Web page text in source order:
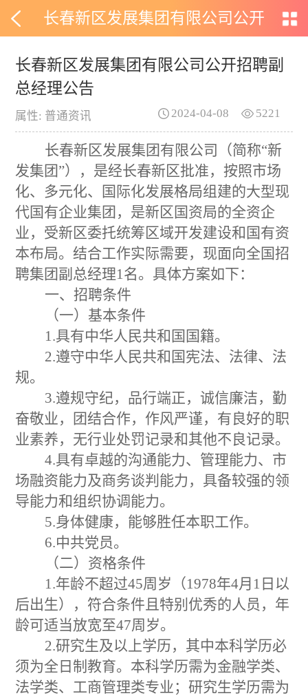
长春新区发展集团有限公司公开
招聘副总经理公告
长春新区发展集团有限公司公开招聘副
总经理公告
属性: 普通资讯 5221
2024-04-08
长春新区发展集团有限公司（简称“新
发集团”），是经长春新区批准，按照市场
化、多元化、国际化发展格局组建的大型现
代国有企业集团，是新区国资局的全资企
业，受新区委托统筹区域开发建设和国有资
本布局。结合工作实际需要，现面向全国招
聘集团副 总经理1 名。具体方案如下：
一、招聘条件
（一）基本条件
1.具有中华人民共和国国籍。
2.遵守中华人民共和国宪法、法律、法
规。
3.遵规守纪，品行端正，诚信廉洁，勤
奋敬业，团结合作，作风严谨，有良好的职
业素养，无行业处罚记录和其他不良记录。
4.具有卓越的沟通能力、管理能力、市
场融资能力及商务谈判能力，具备较强的领
导能力和组织协调能力。
5.身体健康，能够胜任本职工作。
6.中共党员。
（二）资格条件
1.年龄不超过45周岁（1978年4月 1 日以
后出生）
，符合条件且特别优秀的人员，年
龄可适当放宽至47周岁。
2.研究生及以上学历，其中本科学历必
须为全日制教育。本科学历需为金融学类、
法学类、 工商管理类专业；研究生学历需为